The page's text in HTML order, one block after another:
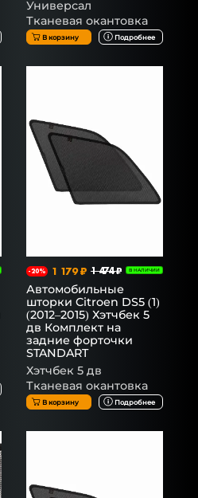
Универсал
Тканевая окантовка
В корзину Подробнее
-20% 1 179 ₽ 1 474 ₽ В НАЛИЧИИ
Автомобильные
шторки Citroen DS5 (1)
(2012–2015) Хэтчбек 5
дв Комплект на
задние форточки
STANDART
Хэтчбек 5 дв
Тканевая окантовка
В корзину Подробнее